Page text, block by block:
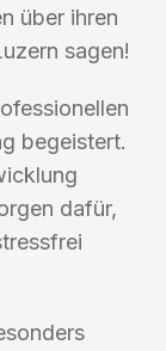
über ihren
sagen!
begeistert.
dafür,